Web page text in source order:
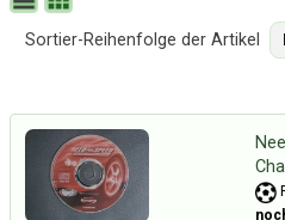
Sortier-Reihenfolge der Artikel